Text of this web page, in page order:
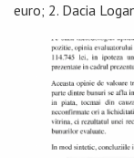
euro; 2. Dacia